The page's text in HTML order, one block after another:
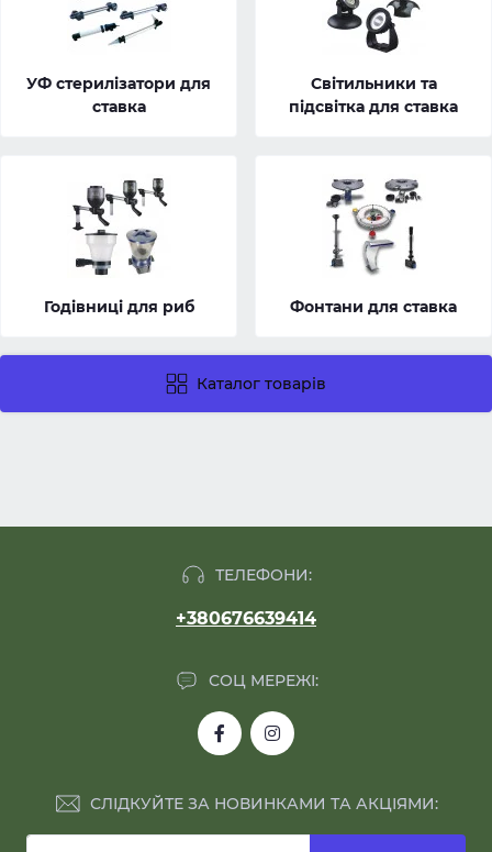
УФ стерилізатори для
ставка
Світильники та
підсвітка для ставка
Годівниці для риб Фонтани для ставка
Каталог товарів
ТЕЛЕФОНИ:
+380676639414
СОЦ МЕРЕЖІ:
СЛІДКУЙТЕ ЗА НОВИНКАМИ ТА АКЦІЯМИ: